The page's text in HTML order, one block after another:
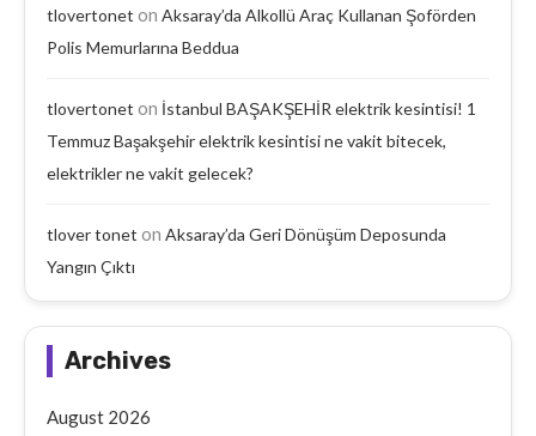
tlovertonet on Aksaray’da Alkollü Araç Kullanan Şoförden
Polis Memurlarına Beddua
tlovertonet on İstanbul BAŞAKŞEHİR elektrik kesintisi! 1
Temmuz Başakşehir elektrik kesintisi ne vakit bitecek,
elektrikler ne vakit gelecek?
tlover tonet on Aksaray’da Geri Dönüşüm Deposunda
Yangın Çıktı
Archives
August 2026